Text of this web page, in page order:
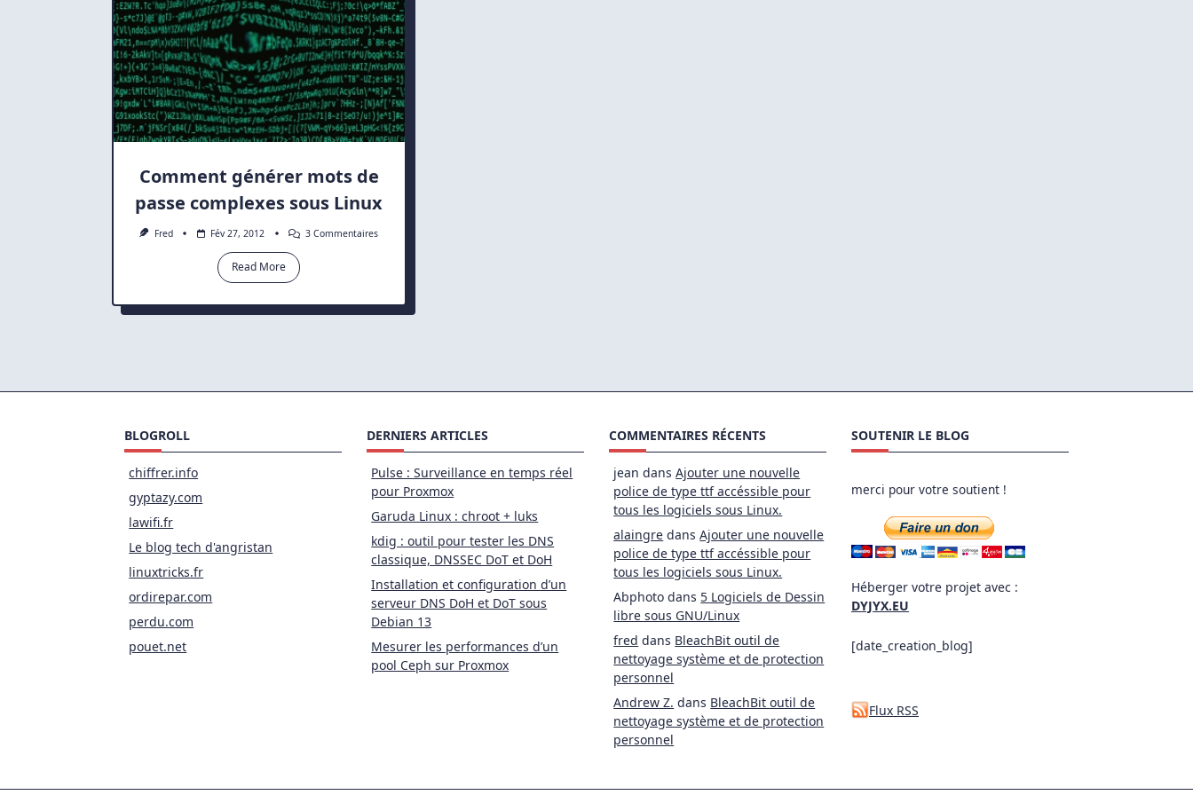
Comment générer mots de
passe complexes sous Linux
Fred Fév 27, 2012 3 CommentairesSur
Complexes
Read More
BLOGROLL
chiffrer.info
gyptazy.com
lawifi.fr
Le blog tech d'angristan
linuxtricks.fr
ordirepar.com
perdu.com
pouet.net
DERNIERS ARTICLES
Pulse : Surveillance en temps réel
pour Proxmox
Garuda Linux : chroot + luks
kdig : outil pour tester les DNS
classique, DNSSEC DoT et DoH
Installation et configuration d’un
serveur DNS DoH et DoT sous
Debian 13
Mesurer les performances d’un
pool Ceph sur Proxmox
COMMENTAIRES RÉCENTS
jean dansAjouter une nouvelle
police de type ttf accéssible pour
tous les logiciels sous Linux.
alaingre dansAjouter une nouvelle
police de type ttf accéssible pour
tous les logiciels sous Linux.
Abphoto dans 5 Logiciels de Dessin
libre sous GNU/Linux
fred dans BleachBit outil de
nettoyage système et de protection
personnel
Andrew Z. dans BleachBit outil de
nettoyage système et de protection
personnel
SOUTENIR LE BLOG
merci pour votre soutient !
Héberger votre projet avec :
DYJYX.EU
[date_creation_blog]
Flux RSS